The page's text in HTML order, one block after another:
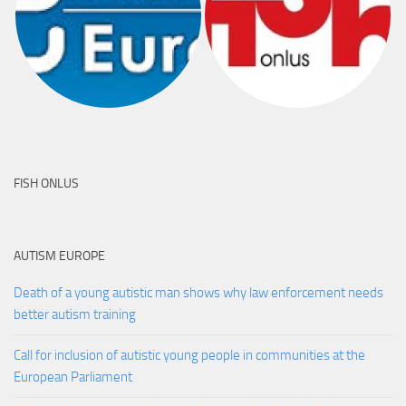
FISH ONLUS
AUTISM EUROPE
Death of a young autistic man shows why law enforcement needs
better autism training
Call for inclusion of autistic young people in communities at the
European Parliament